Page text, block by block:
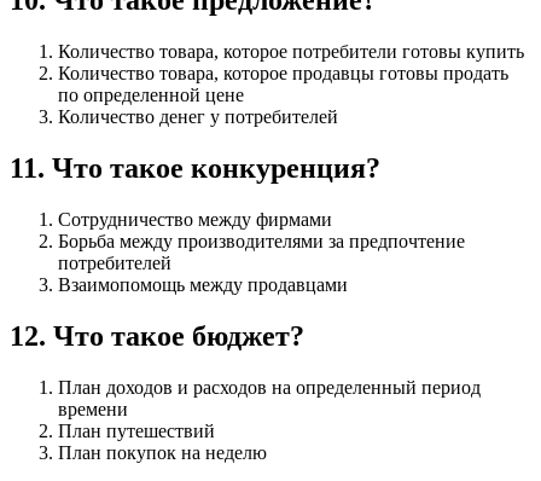
Количество товара, которое потребители готовы купить
Количество товара, которое продавцы готовы продать
по определенной цене
Количество денег у потребителей
11. Что такое конкуренция?
Сотрудничество между фирмами
Борьба между производителями за предпочтение
потребителей
Взаимопомощь между продавцами
12. Что такое бюджет?
План доходов и расходов на определенный период
времени
План путешествий
План покупок на неделю